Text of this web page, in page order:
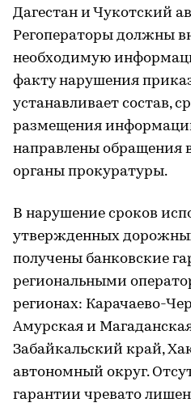
Дагестан и Чукотский
Регоператоры должны
необходимую
факту нарушения
устанавливает состав,
размещения
направлены обращения
органы прокуратуры.
В нарушение сроков
утвержденных
получены банковские
региональными
регионах: Карачаево-
Амурская и
Забайкальский край,
автономный округ.
гарантии чревато